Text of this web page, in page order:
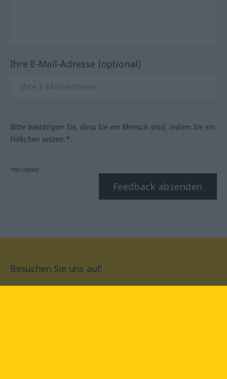
Ihre E-Mail-Adresse (optional)
Bitte bestätigen Sie, dass Sie ein Mensch sind, indem Sie ein
Häkchen setzen.*
*Pflichtfeld
Feedback absenden
Besuchen Sie uns auf: